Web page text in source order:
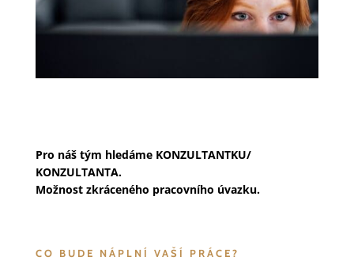
Pro náš tým hledáme KONZULTANTKU/
KONZULTANTA.
Možnost zkráceného pracovního úvazku.
CO BUDE NÁPLNÍ VAŠÍ PRÁCE?